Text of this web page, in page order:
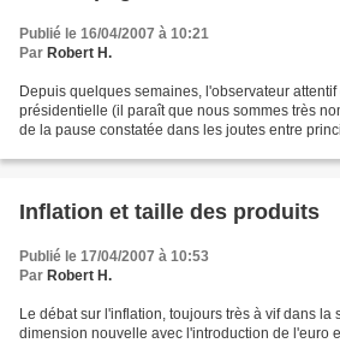
Publié le 16/04/2007 à 10:21
Par Robert H.
Depuis quelques semaines, l'observateur
présidentielle (il paraît que nous sommes très
de la pause constatée dans les joutes entre
Inflation et taille des produits
Publié le 17/04/2007 à 10:53
Par Robert H.
Le débat sur l'inflation, toujours très à vif dans la
dimension nouvelle avec l'introduction de l'euro